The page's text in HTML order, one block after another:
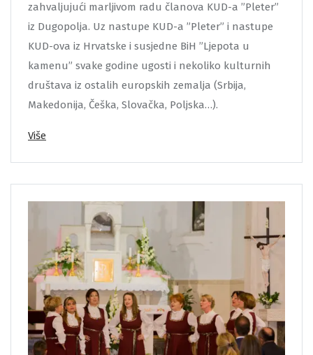
zahvaljujući marljivom radu članova KUD-a ”Pleter”
iz Dugopolja. Uz nastupe KUD-a ”Pleter” i nastupe
KUD-ova iz Hrvatske i susjedne BiH ”Ljepota u
kamenu” svake godine ugosti i nekoliko kulturnih
društava iz ostalih europskih zemalja (Srbija,
Makedonija, Češka, Slovačka, Poljska…).
Više